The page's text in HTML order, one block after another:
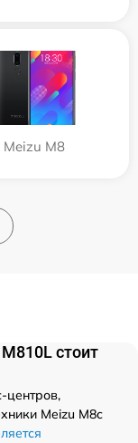
Meizu M8
стоит
центров,
Meizu M8c